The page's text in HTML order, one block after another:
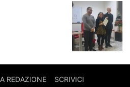
REDAZIONE SCRIVICI